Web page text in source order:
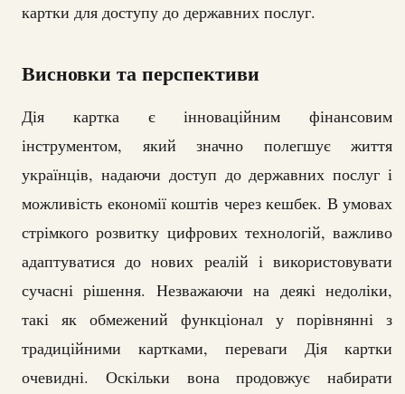
картки для доступу до державних послуг.
Висновки та перспективи
Дія картка є інноваційним фінансовим
інструментом, який значно полегшує життя
українців, надаючи доступ до державних послуг і
можливість економії коштів через кешбек. В умовах
стрімкого розвитку цифрових технологій, важливо
адаптуватися до нових реалій і використовувати
сучасні рішення. Незважаючи на деякі недоліки,
такі як обмежений функціонал у порівнянні з
традиційними картками, переваги Дія картки
очевидні. Оскільки вона продовжує набирати